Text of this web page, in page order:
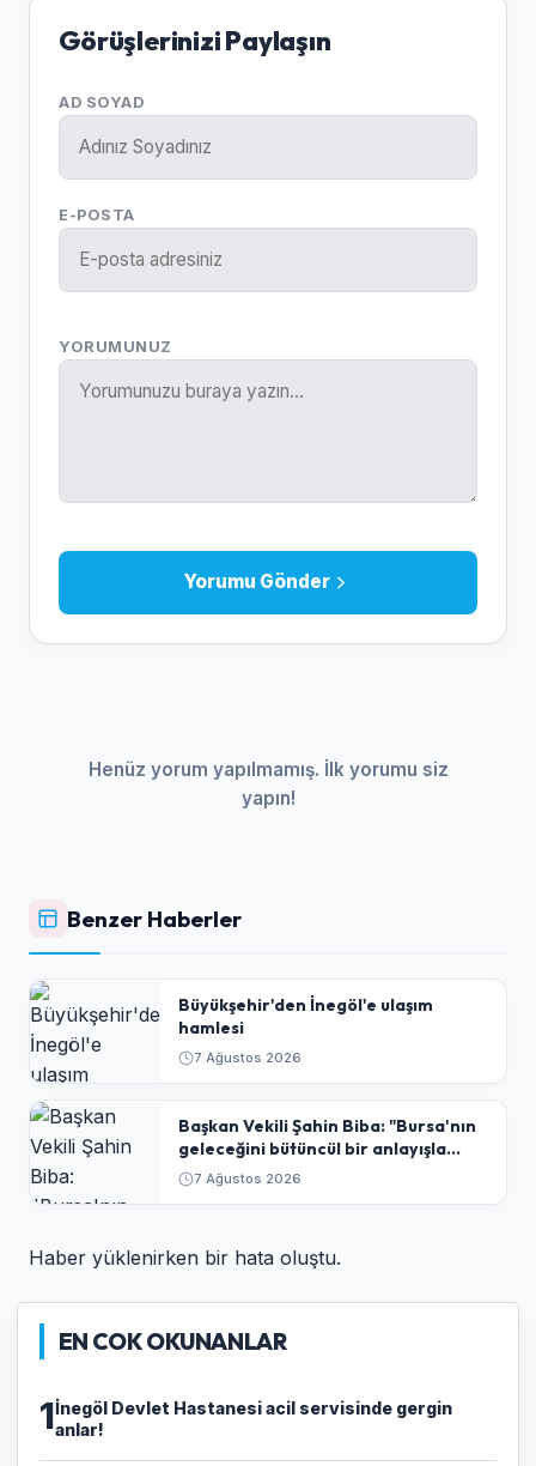
Görüşlerinizi Paylaşın
AD SOYAD
E-POSTA
YORUMUNUZ
Yorumu Gönder
Henüz yorum yapılmamış. İlk yorumu siz
yapın!
Benzer Haberler
Büyükşehir'den İnegöl'e ulaşım
hamlesi
7 Ağustos 2026
Başkan Vekili Şahin Biba: "Bursa'nın
geleceğini bütüncül bir anlayışla
planlıyoruz"
7 Ağustos 2026
Haber yüklenirken bir hata oluştu.
EN COK OKUNANLAR
1İnegöl Devlet Hastanesi acil servisinde gergin
anlar!